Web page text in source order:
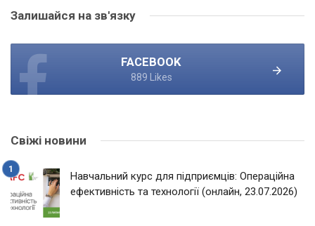
Залишайся на зв'язку
FACEBOOK
889 Likes
Свіжі новини
Навчальний курс для підприємців: Операційна
ефективність та технології (онлайн, 23.07.2026)